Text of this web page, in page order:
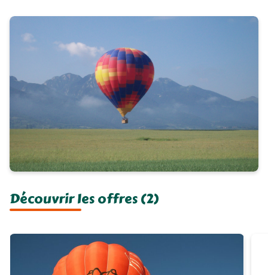
Découvrir les offres (2)